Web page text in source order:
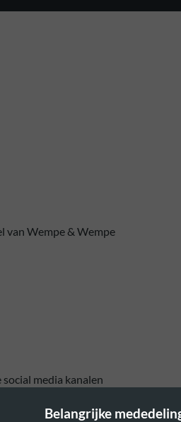
van Wempe & Wempe
media kanalen
Belangrijke